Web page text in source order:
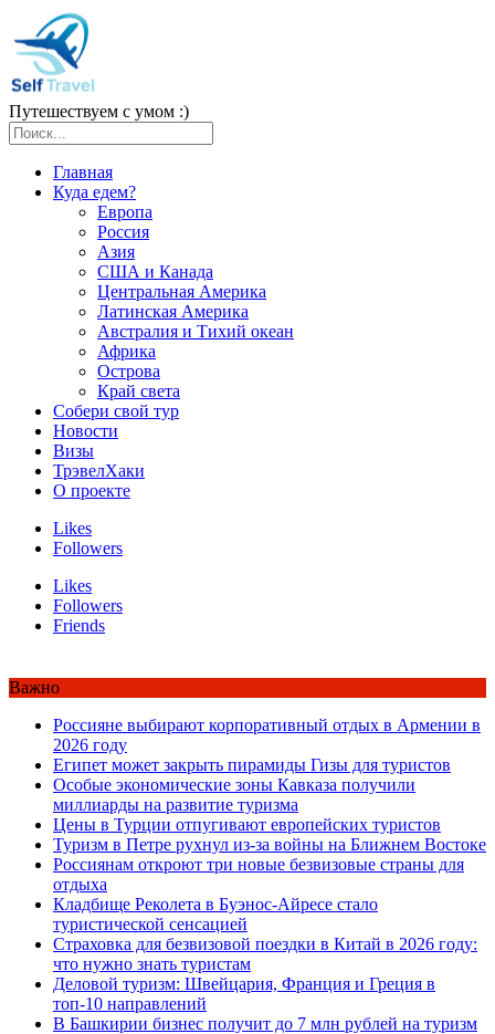
Путешествуем с умом :)
Главная
Куда едем?
Европа
Россия
Азия
США и Канада
Центральная Америка
Латинская Америка
Австралия и Тихий океан
Африка
Острова
Край света
Собери свой тур
Новости
Визы
ТрэвелХаки
О проекте
Likes
Followers
Likes
Followers
Friends
Важно
Россияне выбирают корпоративный отдых в Армении в
2026 году
Египет может закрыть пирамиды Гизы для туристов
Особые экономические зоны Кавказа получили
миллиарды на развитие туризма
Цены в Турции отпугивают европейских туристов
Туризм в Петре рухнул из-за войны на Ближнем Востоке
Россиянам откроют три новые безвизовые страны для
отдыха
Кладбище Реколета в Буэнос-Айресе стало
туристической сенсацией
Страховка для безвизовой поездки в Китай в 2026 году:
что нужно знать туристам
Деловой туризм: Швейцария, Франция и Греция в
топ-10 направлений
В Башкирии бизнес получит до 7 млн рублей на туризм